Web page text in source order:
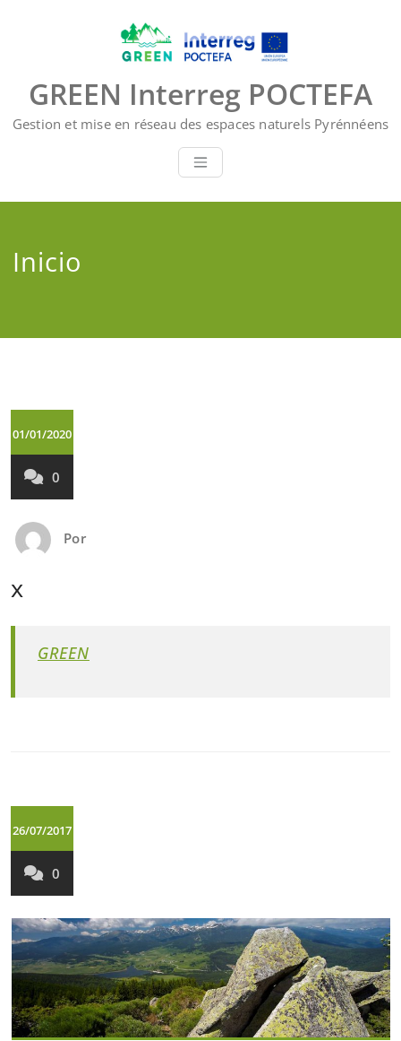
GREEN Interreg POCTEFA
Gestion et mise en réseau des espaces naturels Pyrénnéens
Inicio
01/01/2020
0
Por
x
GREEN
26/07/2017
0